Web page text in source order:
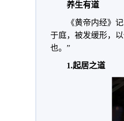
养生有道
《黄帝内经》
于庭，被发缓形，
也。”
1.起居之道